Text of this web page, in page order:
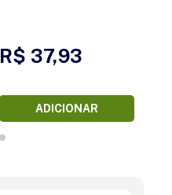
R$ 37,93
ADICIONAR